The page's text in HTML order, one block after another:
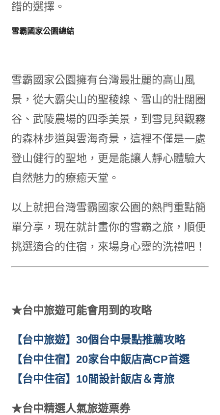
錯的選擇。
雪霸國家公園總結
雪霸國家公園擁有台灣最壯麗的高山風
景，從大霸尖山的聖稜線、雪山的壯闊圈
谷、武陵農場的四季美景，到雪見與觀霧
的森林步道與雲海奇景，這裡不僅是一處
登山健行的聖地，更是能讓人靜心體驗大
自然魅力的療癒天堂。
以上就把台灣雪霸國家公園的熱門重點簡
單分享，現在就計畫你的雪霸之旅，順便
挑選適合的住宿，來場身心靈的洗禮吧！
★台中旅遊可能會用到的攻略
【台中旅遊】30個台中景點推薦攻略
【台中住宿】20家台中飯店高CP首選
【台中住宿】10間設計飯店＆青旅
★台中精選人氣旅遊票券